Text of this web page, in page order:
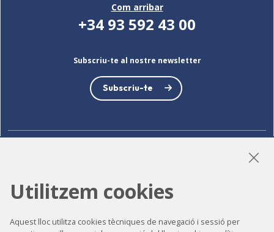
Com arribar
+34 93 592 43 00
Subscriu-te al nostre newsletter
Subscriu-te
Accessibilitat
Utilitzem cookies
Aquest lloc utilitza cookies tècniques de navegació i sessió per